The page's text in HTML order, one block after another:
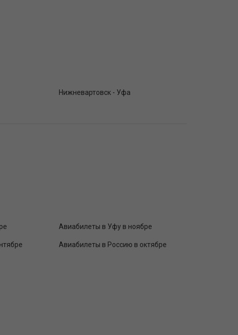
Нижневартовск - Уфа
Авиабилеты в Уфу в ноябре
Авиабилеты в Россию в октябре